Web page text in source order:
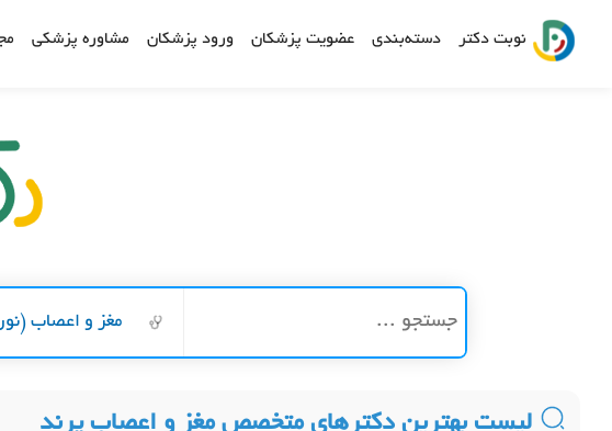
نوبت دکتر دسته‌بندی عضویت پزشکان ورود پزشکان مشاوره پزشکی
مغز و اعصاب
لیست بهترین دکترهای متخصص مغز و اعصاب پرند